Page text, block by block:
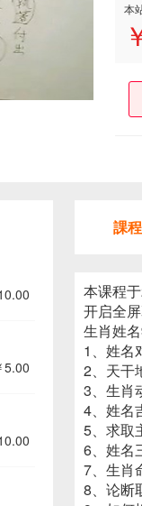
本
5.00
課
本课程
开启全屏
生肖姓
1、姓名
2、天干
3、生肖
4、姓名
5、求取
6、姓名
7、生肖
8、论断